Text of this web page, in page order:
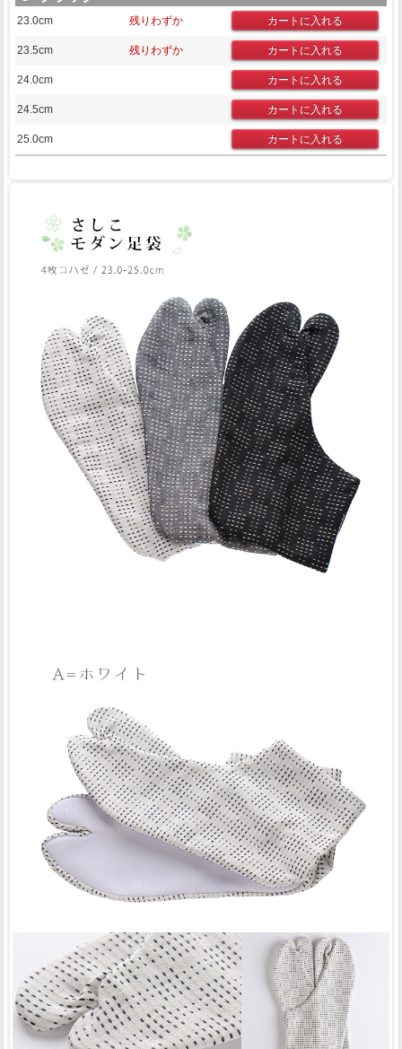
23.0cm 残りわずか
23.5cm 残りわずか
24.0cm
24.5cm
25.0cm